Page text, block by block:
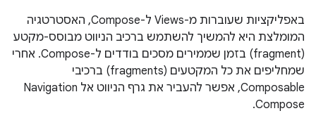
באפליקציות שעוברות מ-Views ל-Compose, האסטרטגיה
המומלצת היא להמשיך להשתמש ברכיב הניווט מבוסס-מקטע
(fragment) בזמן שממירים מסכים בודדים ל-Compose. אחרי
שמחליפים את כל המקטעים (fragments) ברכיבי
Composable, אפשר להעביר את גרף הניווט אל Navigation
Compose.